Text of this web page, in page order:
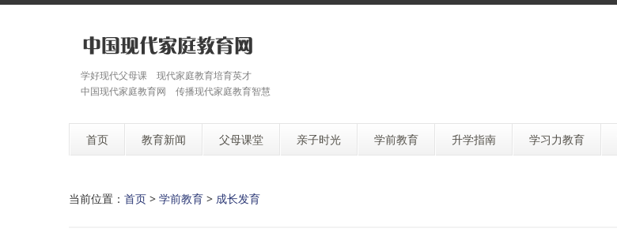
学好现代父母课 现代家庭教育培育英才
中国现代家庭教育网 传播现代家庭教育智慧
首页 教育新闻 父母课堂 亲子时光 学前教育 升学指南 学习力教育
当前位置： 首页 > 学前教育 > 成长发育